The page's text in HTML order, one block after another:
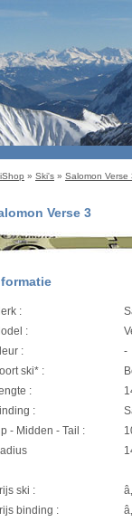
» Ski's » Salomon Verse
Verse 3
:
:
:
-
ski* :
:
:
- Midden - Tail :
ski :
binding :